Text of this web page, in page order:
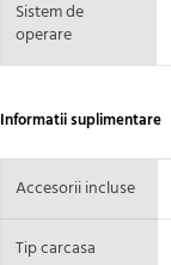
Sistem de
operare
Informatii suplimentare
Accesorii incluse
Tip carcasa